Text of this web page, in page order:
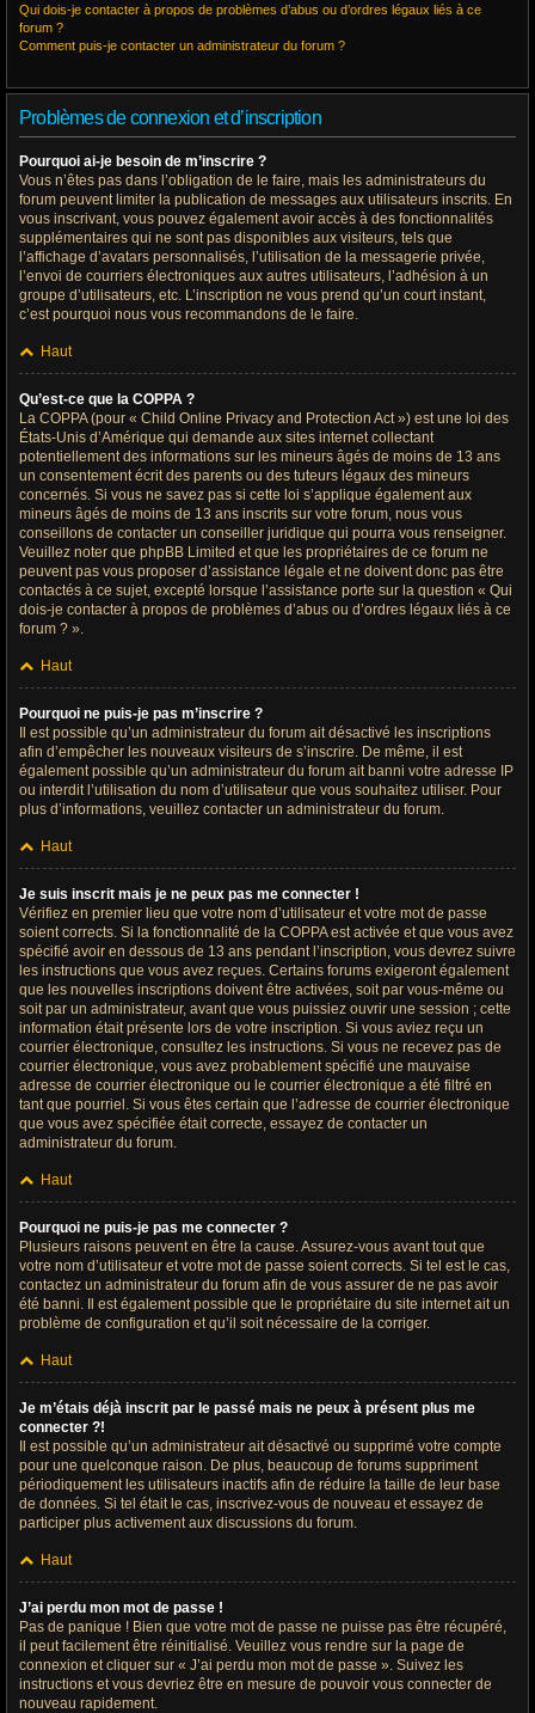
Qui dois-je contacter à propos de problèmes d’abus ou d’ordres légaux liés à ce
forum ?
Comment puis-je contacter un administrateur du forum ?
Problèmes de connexion et d’inscription
Pourquoi ai-je besoin de m’inscrire ?
Vous n’êtes pas dans l’obligation de le faire, mais les administrateurs du
forum peuvent limiter la publication de messages aux utilisateurs inscrits. En
vous inscrivant, vous pouvez également avoir accès à des fonctionnalités
supplémentaires qui ne sont pas disponibles aux visiteurs, tels que
l’affichage d’avatars personnalisés, l’utilisation de la messagerie privée,
l’envoi de courriers électroniques aux autres utilisateurs, l’adhésion à un
groupe d’utilisateurs, etc. L’inscription ne vous prend qu’un court instant,
c’est pourquoi nous vous recommandons de le faire.
Haut
Qu’est-ce que la COPPA ?
La COPPA (pour « Child Online Privacy and Protection Act ») est une loi des
États-Unis d’Amérique qui demande aux sites internet collectant
potentiellement des informations sur les mineurs âgés de moins de 13 ans
un consentement écrit des parents ou des tuteurs légaux des mineurs
concernés. Si vous ne savez pas si cette loi s’applique également aux
mineurs âgés de moins de 13 ans inscrits sur votre forum, nous vous
conseillons de contacter un conseiller juridique qui pourra vous renseigner.
Veuillez noter que phpBB Limited et que les propriétaires de ce forum ne
peuvent pas vous proposer d’assistance légale et ne doivent donc pas être
contactés à ce sujet, excepté lorsque l’assistance porte sur la question « Qui
dois-je contacter à propos de problèmes d’abus ou d’ordres légaux liés à ce
forum ? ».
Haut
Pourquoi ne puis-je pas m’inscrire ?
Il est possible qu’un administrateur du forum ait désactivé les inscriptions
afin d’empêcher les nouveaux visiteurs de s’inscrire. De même, il est
également possible qu’un administrateur du forum ait banni votre adresse IP
ou interdit l’utilisation du nom d’utilisateur que vous souhaitez utiliser. Pour
plus d’informations, veuillez contacter un administrateur du forum.
Haut
Je suis inscrit mais je ne peux pas me connecter !
Vérifiez en premier lieu que votre nom d’utilisateur et votre mot de passe
soient corrects. Si la fonctionnalité de la COPPA est activée et que vous avez
spécifié avoir en dessous de 13 ans pendant l’inscription, vous devrez suivre
les instructions que vous avez reçues. Certains forums exigeront également
que les nouvelles inscriptions doivent être activées, soit par vous-même ou
soit par un administrateur, avant que vous puissiez ouvrir une session ; cette
information était présente lors de votre inscription. Si vous aviez reçu un
courrier électronique, consultez les instructions. Si vous ne recevez pas de
courrier électronique, vous avez probablement spécifié une mauvaise
adresse de courrier électronique ou le courrier électronique a été filtré en
tant que pourriel. Si vous êtes certain que l’adresse de courrier électronique
que vous avez spécifiée était correcte, essayez de contacter un
administrateur du forum.
Haut
Pourquoi ne puis-je pas me connecter ?
Plusieurs raisons peuvent en être la cause. Assurez-vous avant tout que
votre nom d’utilisateur et votre mot de passe soient corrects. Si tel est le cas,
contactez un administrateur du forum afin de vous assurer de ne pas avoir
été banni. Il est également possible que le propriétaire du site internet ait un
problème de configuration et qu’il soit nécessaire de la corriger.
Haut
Je m’étais déjà inscrit par le passé mais ne peux à présent plus me
connecter ?!
Il est possible qu’un administrateur ait désactivé ou supprimé votre compte
pour une quelconque raison. De plus, beaucoup de forums suppriment
périodiquement les utilisateurs inactifs afin de réduire la taille de leur base
de données. Si tel était le cas, inscrivez-vous de nouveau et essayez de
participer plus activement aux discussions du forum.
Haut
J’ai perdu mon mot de passe !
Pas de panique ! Bien que votre mot de passe ne puisse pas être récupéré,
il peut facilement être réinitialisé. Veuillez vous rendre sur la page de
connexion et cliquer sur « J’ai perdu mon mot de passe ». Suivez les
instructions et vous devriez être en mesure de pouvoir vous connecter de
nouveau rapidement.